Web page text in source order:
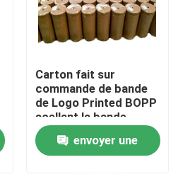
Carton fait sur
commande de bande
de Logo Printed BOPP
scellant la bande
claire Rolls enorme de
BOPP envoyer une